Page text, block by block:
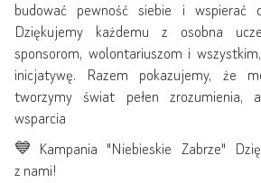
budować pewność siebie i wspierać
Dziękujemy każdemu z osobna
sponsorom, wolontariuszom i
inicjatywę. Razem pokazujemy, że
tworzymy świat pełen zrozumienia,
wsparcia
💙Kampania "Niebieskie Zabrze"
z nami!